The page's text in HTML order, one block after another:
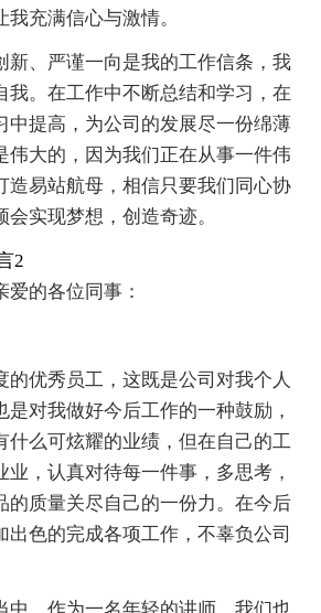
充满信心与激情。
新、严谨一向是我的工作信条，我
我。在工作中不断总结和学习，在
中提高，为公司的发展尽一份绵薄
伟大的，因为我们正在从事一件伟
造易站航母，相信只要我们同心协
实现梦想，创造奇迹。
2
爱的各位同事：
的优秀员工，这既是公司对我个人
是对我做好今后工作的一种鼓励，
什么可炫耀的业绩，但在自己的工
业，认真对待每一件事，多思考，
的质量关尽自己的一份力。在今后
出色的完成各项工作，不辜负公司